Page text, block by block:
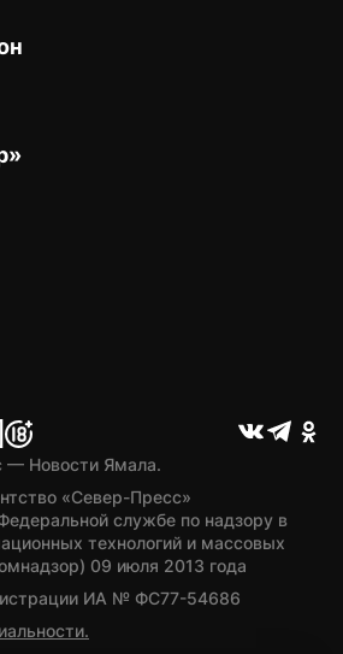
— Новости Ямала.
«Север-Пресс»
службе по надзору в
технологий и массовых
09 июля 2013 года
ИА № ФС77-54686